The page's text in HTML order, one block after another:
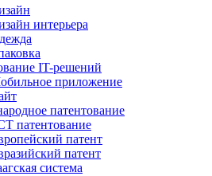
интерьера
IT-решений
приложение
патентование
патентование
патент
патент
система